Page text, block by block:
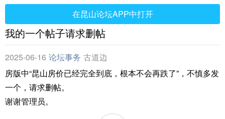
在昆山论坛APP中打开
我的一个帖子请求删帖
2025-06-16 论坛事务 古道边
房版中“昆山房价已经完全到底，根本不会再跌了”，不慎多发
一个，请求删帖。
谢谢管理员。